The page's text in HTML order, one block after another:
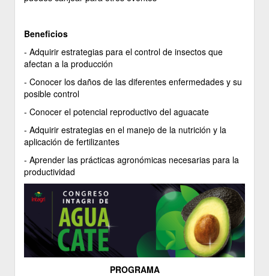
Beneficios
- Adquirir estrategias para el control de insectos que
afectan a la producción
- Conocer los daños de las diferentes enfermedades y su
posible control
- Conocer el potencial reproductivo del aguacate
- Adquirir estrategias en el manejo de la nutrición y la
aplicación de fertilizantes
- Aprender las prácticas agronómicas necesarias para la
productividad
PROGRAMA